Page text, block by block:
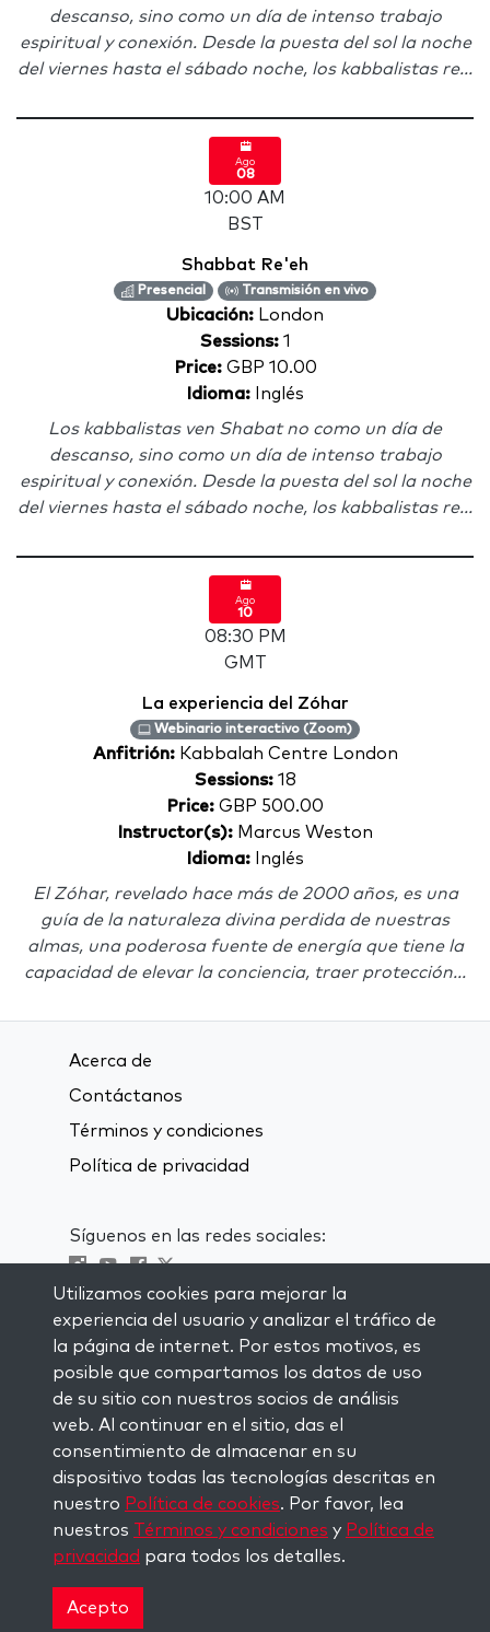
descanso, sino como un día de intenso trabajo
espiritual y conexión. Desde la puesta del sol la noche
del viernes hasta el sábado noche, los kabbalistas re...
Ago
08
10:00 AM
BST
Shabbat Re'eh
Presencial Transmisión en vivo
Ubicación: London
Sessions:1
Price:GBP 10.00
Idioma: Inglés
Los kabbalistas ven Shabat no como un día de
descanso, sino como un día de intenso trabajo
espiritual y conexión. Desde la puesta del sol la noche
del viernes hasta el sábado noche, los kabbalistas re...
Ago
10
08:30 PM
GMT
La experiencia del Zóhar
Webinario interactivo (Zoom)
Anfitrión: Kabbalah Centre London
Sessions:18
Price: GBP 500.00
Instructor(s): Marcus Weston
Idioma: Inglés
El Zóhar, revelado hace más de 2000 años, es una
guía de la naturaleza divina perdida de nuestras
almas, una poderosa fuente de energía que tiene la
capacidad de elevar la conciencia, traer protección...
Acerca de
Contáctanos
Términos y condiciones
Política de privacidad
Síguenos en las redes sociales:
Visit kabbalah master classes
MANTENTE AL CORRIENTE
Subscríbete a nuestra lista de
correspondencia y recibe inspiración
semanal directamente en tu bandeja de
entrada.
Subscríbete
reserved.
Utilizamos cookies para mejorar la
experiencia del usuario y analizar el tráfico de
la página de internet. Por estos motivos, es
posible que compartamos los datos de uso
de su sitio con nuestros socios de análisis
web. Al continuar en el sitio, das el
consentimiento de almacenar en su
dispositivo todas las tecnologías descritas en
nuestro Política de cookies. Por favor, lea
nuestros Términos y condiciones y Política de
privacidad para todos los detalles.
Acepto